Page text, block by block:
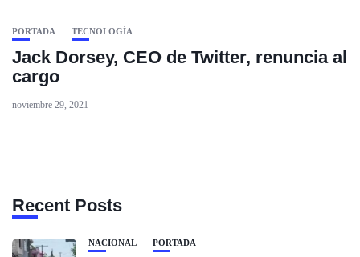
PORTADA TECNOLOGÍA
Jack Dorsey, CEO de Twitter, renuncia al
cargo
noviembre 29, 2021
Recent Posts
NACIONAL PORTADA